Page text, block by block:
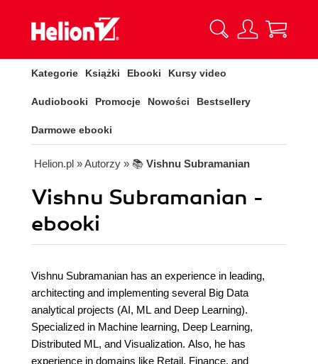
Kategorie Książki Ebooki Kursy video
Audiobooki Promocje Nowości Bestsellery
Darmowe ebooki
Helion.pl » Autorzy » 📚 Vishnu Subramanian
Vishnu Subramanian -
ebooki
Vishnu Subramanian has an experience in leading,
architecting and implementing several Big Data
analytical projects (AI, ML and Deep Learning).
Specialized in Machine learning, Deep Learning,
Distributed ML, and Visualization. Also, he has
experience in domains like Retail, Finance, and